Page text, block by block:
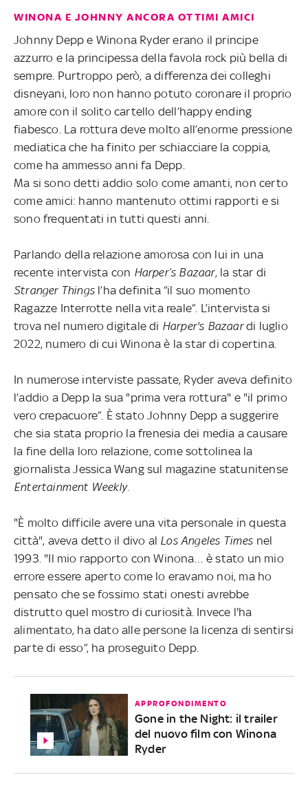
WINONA E JOHNNY ANCORA OTTIMI AMICI
Johnny Depp e Winona Ryder erano il principe
azzurro e la principessa della favola rock più bella di
sempre. Purtroppo però, a differenza dei colleghi
disneyani, loro non hanno potuto coronare il proprio
amore con il solito cartello dell’happy ending
fiabesco. La rottura deve molto all’enorme pressione
mediatica che ha finito per schiacciare la coppia,
come ha ammesso anni fa Depp.
Ma si sono detti addio solo come amanti, non certo
come amici: hanno mantenuto ottimi rapporti e si
sono frequentati in tutti questi anni.
Parlando della relazione amorosa con lui in una
recente intervista con Harper’s Bazaar, la star di
Stranger Things l’ha definita “il suo momento
Ragazze Interrotte nella vita reale”. L’intervista si
trova nel numero digitale di Harper's Bazaardi luglio
2022, numero di cui Winona è la star di copertina.
In numerose interviste passate, Ryder aveva definito
l’addio a Depp la sua "prima vera rottura" e "il primo
vero crepacuore”. È stato Johnny Depp a suggerire
che sia stata proprio la frenesia dei media a causare
la fine della loro relazione, come sottolinea la
giornalista Jessica Wang sul magazine statunitense
Entertainment Weekly.
"È molto difficile avere una vita personale in questa
città", aveva detto il divo al Los Angeles Times nel
1993. "Il mio rapporto con Winona… è stato un mio
errore essere aperto come lo eravamo noi, ma ho
pensato che se fossimo stati onesti avrebbe
distrutto quel mostro di curiosità. Invece l'ha
alimentato, ha dato alle persone la licenza di sentirsi
parte di esso”, ha proseguito Depp.
APPROFONDIMENTO
Gone in the Night: il trailer
del nuovo film con Winona
Ryder